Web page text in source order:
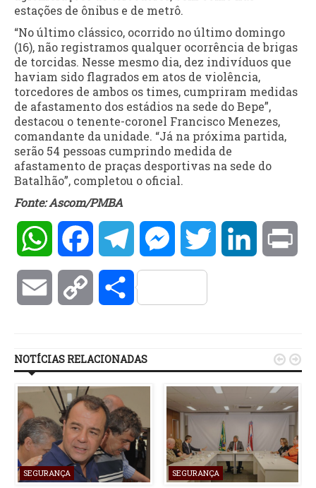
estações de ônibus e de metrô.
“No último clássico, ocorrido no último domingo
(16), não registramos qualquer ocorrência de brigas
de torcidas. Nesse mesmo dia, dez indivíduos que
haviam sido flagrados em atos de violência,
torcedores de ambos os times, cumpriram medidas
de afastamento dos estádios na sede do Bepe”,
destacou o tenente-coronel Francisco Menezes,
comandante da unidade. “Já na próxima partida,
serão 54 pessoas cumprindo medida de
afastamento de praças desportivas na sede do
Batalhão”, completou o oficial.
Fonte: Ascom/PMBA
WhatsAppFacebookTelegramMessengerTwitter LinkedIn
Email Copy Compartilhar
NOTÍCIAS RELACIONADAS
SEGURANÇA SEGURANÇA
 